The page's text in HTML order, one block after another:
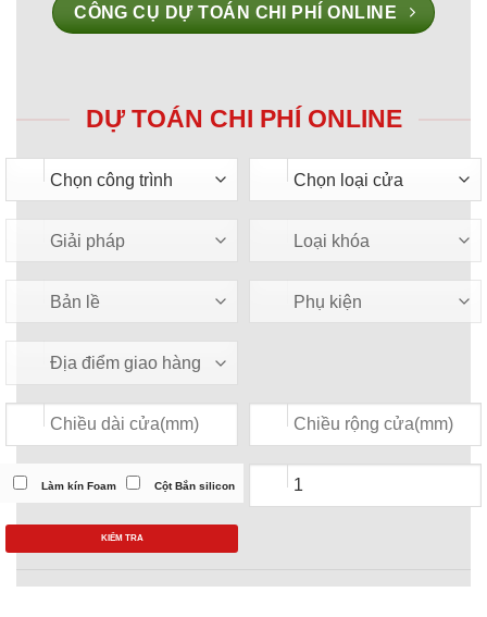
CÔNG CỤ DỰ TOÁN CHI PHÍ ONLINE
DỰ TOÁN CHI PHÍ ONLINE
Làm kín Foam Cột Bắn silicon
KIỂM TRA